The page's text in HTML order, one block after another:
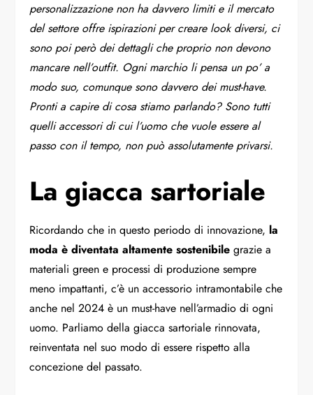
personalizzazione non ha davvero limiti e il mercato
del settore offre ispirazioni per creare look diversi, ci
sono poi però dei dettagli che proprio non devono
mancare nell’outfit. Ogni marchio li pensa un po’ a
modo suo, comunque sono davvero dei must-have.
Pronti a capire di cosa stiamo parlando? Sono tutti
quelli accessori di cui l’uomo che vuole essere al
passo con il tempo, non può assolutamente privarsi.
La giacca sartoriale
Ricordando che in questo periodo di innovazione, la
moda è diventata altamente sostenibile grazie a
materiali green e processi di produzione sempre
meno impattanti, c’è un accessorio intramontabile che
anche nel 2024 è un must-have nell’armadio di ogni
uomo. Parliamo della giacca sartoriale rinnovata,
reinventata nel suo modo di essere rispetto alla
concezione del passato.